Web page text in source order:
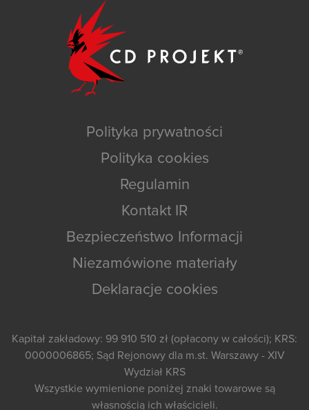
Polityka prywatności
Polityka cookies
Regulamin
Kontakt IR
Bezpieczeństwo Informacji
Niezamówione materiały
Deklaracje cookies
Kapitał zakładowy: 99 910 510 zł (opłacony w całości); KRS:
0000006865; Sąd Rejonowy dla m.st. Warszawy - XIV
Wydział KRS
Wszystkie wymienione poniżej znaki towarowe są
własnością ich właścicieli.